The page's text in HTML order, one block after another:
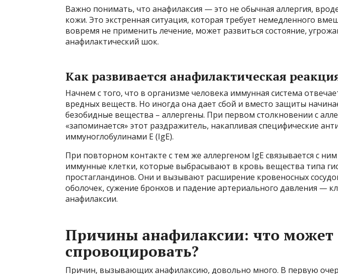
Важно понимать, что анафилаксия — это не обычная аллергия,
кожи. Это экстренная ситуация, которая требует немедленного
вовремя не применить лечение, может развиться состояние,
анафилактический шок.
Как развивается анафилактическая
Начнем с того, что в организме человека иммунная система
вредных веществ. Но иногда она дает сбой и вместо защиты
безобидные вещества – аллергены. При первом столкновении с
«запоминается» этот раздражитель, накапливая специфические
иммуноглобулинами Е (IgE).
При повторном контакте с тем же аллергеном IgE связывается с
иммунные клетки, которые выбрасывают в кровь вещества типа
простагландинов. Они и вызывают расширение кровеносных
оболочек, сужение бронхов и падение артериального давления —
анафилаксии.
Причины анафилаксии: что может
спровоцировать?
Причин, вызывающих анафилаксию, довольно много. В первую